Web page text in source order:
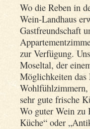
Wo die Reben in
Wein-Landhaus
Gastfreundschaft
zur Verfügung.
Moseltal, der
Möglichkeiten das
Wohlfühlzimmern,
sehr gute frische
Wo guter Wein zu
Küche“ oder